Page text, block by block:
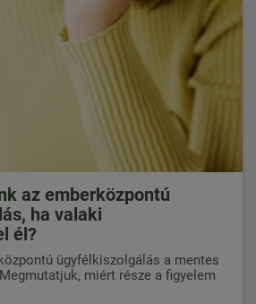
az emberközpontú
ha valaki
él?
ügyfélkiszolgálás a mentes
miért része a figyelem